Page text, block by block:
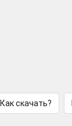
Как скачать?